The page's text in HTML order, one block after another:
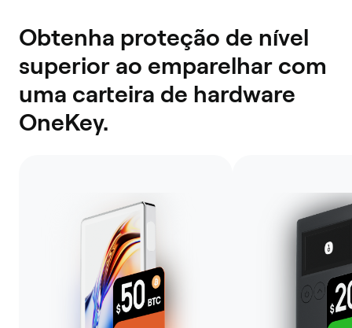
Obtenha proteção de nível
superior ao emparelhar com
uma carteira de hardware
OneKey.